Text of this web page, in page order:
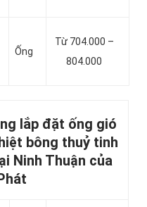
Ống
Từ 704.000 –
804.000
lắp đặt ống gió
bông thuỷ tinh
Ninh Thuận của